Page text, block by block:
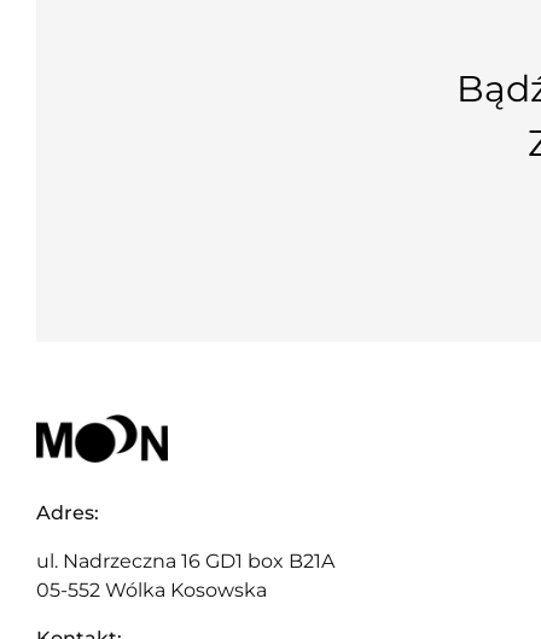
Adres:
ul. Nadrzeczna 16 GD1 box B21A
05-552 Wólka Kosowska